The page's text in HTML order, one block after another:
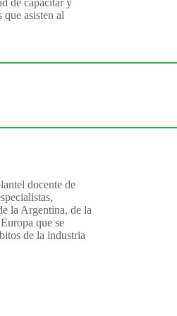
que asisten al
docente de
la Argentina, de la
que se
de la industria